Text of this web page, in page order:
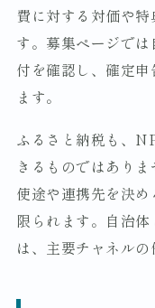
費に対する対価や
す。募集ページで
付を確認し、確定
ます。
ふるさと納税も、
きるものではあり
使途や連携先を決
限られます。自治
は、主要チャネルの